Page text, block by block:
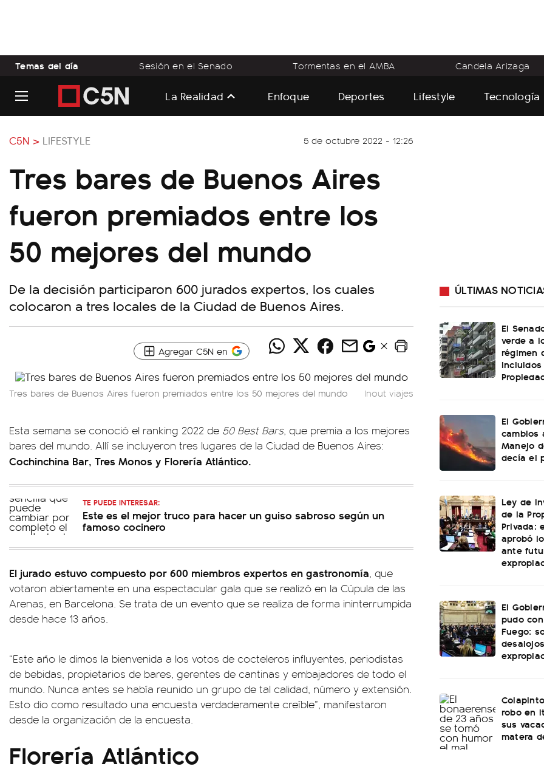
Temas del día Sesión en el Senado Tormentas en el AMBA Candela Arizaga
La Realidad Enfoque Deportes Lifestyle Tecnología
C5N > LIFESTYLE 5 de octubre 2022 - 12:26
Tres bares de Buenos Aires
fueron premiados entre los
50 mejores del mundo
De la decisión participaron 600 jurados expertos, los cuales
colocaron a tres locales de la Ciudad de Buenos Aires.
Agregar C5N en
Tres bares de Buenos Aires fueron premiados entre los 50 mejores del mundo Inout viajes
Esta semana se conoció el ranking 2022 de 50 Best Bars, que premia a los mejores
bares del mundo. Allí se incluyeron tres lugares de la Ciudad de Buenos Aires:
Cochinchina Bar, Tres Monos y Florería Atlántico.
TE PUEDE INTERESAR:
Este es el mejor truco para hacer un guiso sabroso según un
famoso cocinero
El jurado estuvo compuesto por 600 miembros expertos en gastronomía, que
votaron abiertamente en una espectacular gala que se realizó en la Cúpula de las
Arenas, en Barcelona. Se trata de un evento que se realiza de forma ininterrumpida
desde hace 13 años.
“Este año le dimos la bienvenida a los votos de cocteleros influyentes, periodistas
de bebidas, propietarios de bares, gerentes de cantinas y embajadores de todo el
mundo. Nunca antes se había reunido un grupo de tal calidad, número y extensión.
Esto dio como resultado una encuesta verdaderamente creíble”, manifestaron
desde la organización de la encuesta.
Florería Atlántico
ÚLTIMAS
El
verde a
régimen
El
cambios
Manejo
decía el
Ley de
de la
Privada:
aprobó
ante
El
pudo
Fuego:
robo en
sus
matera